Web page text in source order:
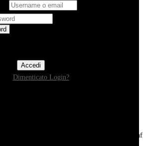
Accedi
Dimenticato Login?
sapere sull'installazione, la navigazione e la